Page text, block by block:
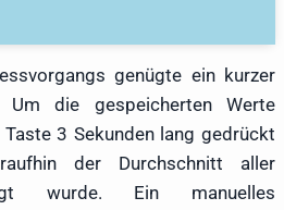
genügte ein kurzer
die gespeicherten Werte
3 Sekunden lang gedrückt
der Durchschnitt aller
wurde. Ein manuelles